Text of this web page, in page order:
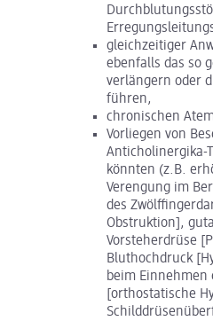
gleichzeitiger
ebenfalls das so
verlängern oder
führen,
chronischen
Vorliegen von
Anticholinergika-
könnten (z.B.
Verengung im
des
Obstruktion],
Vorsteherdrüse
Bluthochdruck
beim
[orthostatische